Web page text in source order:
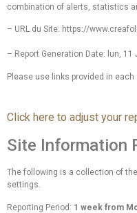
combination of alerts, statistics
– URL du Site: https://
– Report Generation Date: lun,
Please use links provided in
Click here to adjust your
Site Information
The following is a collection of
settings.
Reporting Period: 1 week from